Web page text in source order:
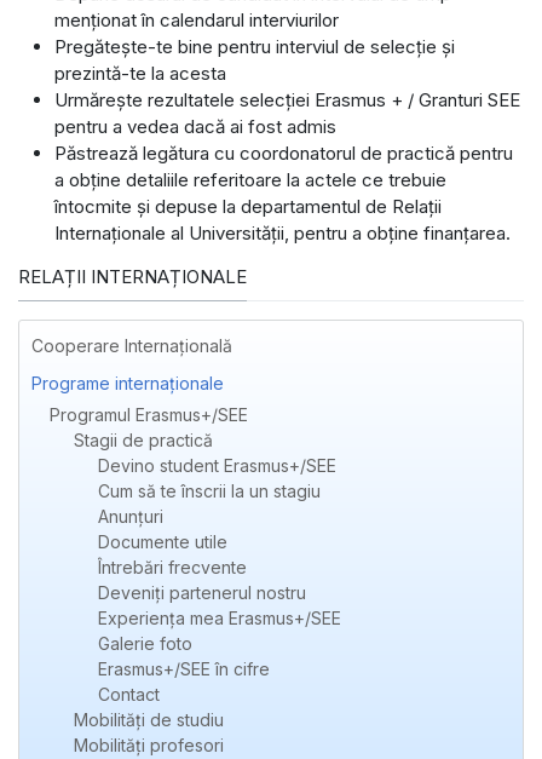
menţionat în calendarul interviurilor
Pregăteşte-te bine pentru interviul de selecţie şi
prezintă-te la acesta
Urmăreşte rezultatele selecţiei Erasmus + / Granturi SEE
pentru a vedea dacă ai fost admis
Păstrează legătura cu coordonatorul de practică pentru
a obţine detaliile referitoare la actele ce trebuie
întocmite şi depuse la departamentul de Relaţii
Internaţionale al Universităţii, pentru a obține finanțarea.
RELAȚII INTERNAȚIONALE
Cooperare Internațională
Programe internaționale
Programul Erasmus+/SEE
Stagii de practică
Devino student Erasmus+/SEE
Cum să te înscrii la un stagiu
Anunțuri
Documente utile
Întrebări frecvente
Deveniți partenerul nostru
Experienţa mea Erasmus+/SEE
Galerie foto
Erasmus+/SEE în cifre
Contact
Mobilități de studiu
Mobilități profesori